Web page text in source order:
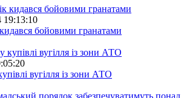
19:13:10
бойовими гранатами
вугілля із зони АТО